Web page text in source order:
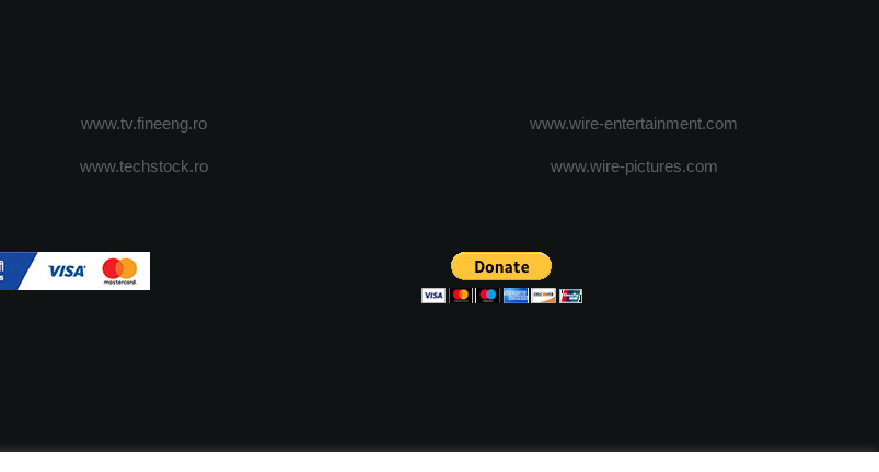
www.tv.fineeng.ro
www.techstock.ro
www.wire-entertainment.com
www.wire-pictures.com